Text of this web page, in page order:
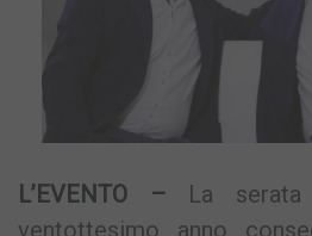
L’EVENTO – La serata